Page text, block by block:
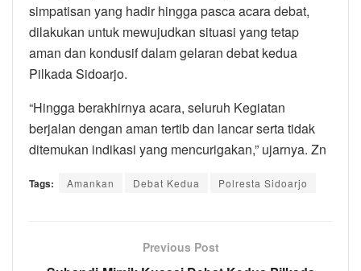
simpatisan yang hadir hingga pasca acara debat,
dilakukan untuk mewujudkan situasi yang tetap
aman dan kondusif dalam gelaran debat kedua
Pilkada Sidoarjo.
“Hingga berakhirnya acara, seluruh Kegiatan
berjalan dengan aman tertib dan lancar serta tidak
ditemukan indikasi yang mencurigakan,” ujarnya. Zn
Tags: Amankan Debat Kedua Polresta Sidoarjo
Previous Post